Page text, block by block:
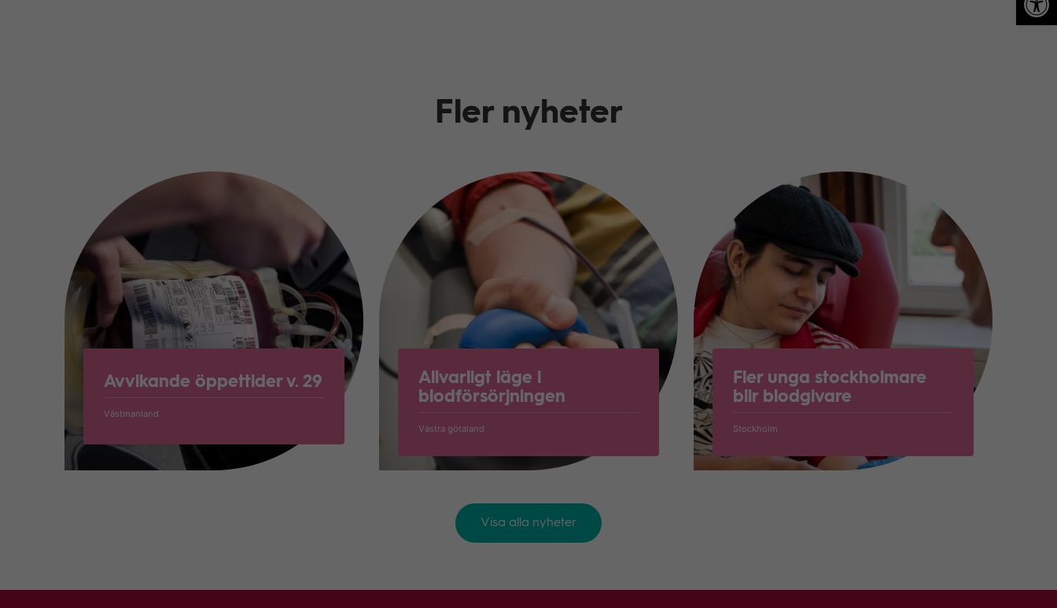
Fler nyheter
Avvikande öppettider v. 29
Västmanland
Allvarligt läge i
blodförsörjningen
Västra götaland
Fler unga stockholmare
blir blodgivare
Stockholm
Visa alla nyheter